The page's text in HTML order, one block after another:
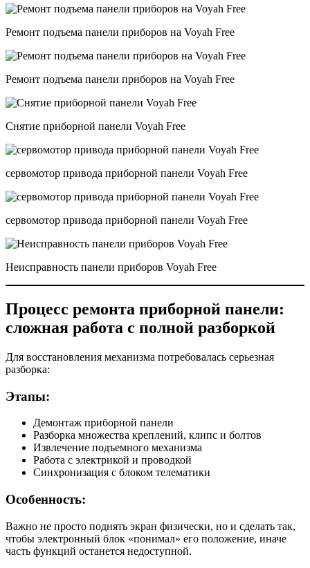
Ремонт подъема панели приборов на Voyah Free
Ремонт подъема панели приборов на Voyah Free
Снятие приборной панели Voyah Free
сервомотор привода приборной панели Voyah Free
сервомотор привода приборной панели Voyah Free
Неисправность панели приборов Voyah Free
Процесс ремонта приборной панели:
сложная работа с полной разборкой
Для восстановления механизма потребовалась серьезная
разборка:
Этапы:
Демонтаж приборной панели
Разборка множества креплений, клипс и болтов
Извлечение подъемного механизма
Работа с электрикой и проводкой
Синхронизация с блоком телематики
Особенность:
Важно не просто поднять экран физически, но и сделать так,
чтобы электронный блок «понимал» его положение, иначе
часть функций останется недоступной.